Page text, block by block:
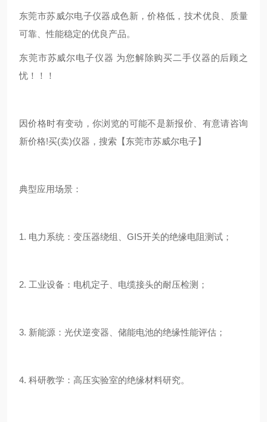
东莞市苏威尔电子仪器成色新，价格低，技术优良、质量
可靠、性能稳定的优良产品。
东莞市苏威尔电子仪器 为您解除购买二手仪器的后顾之
忧！！！
因价格时有变动，你浏览的可能不是新报价、有意请咨询
新价格!买(卖)仪器，搜索【东莞市苏威尔电子】
典型应用场景：
1. 电力系统：变压器绕组、GIS开关的绝缘电阻测试；
2. 工业设备：电机定子、电缆接头的耐压检测；
3. 新能源：光伏逆变器、储能电池的绝缘性能评估；
4. 科研教学：高压实验室的绝缘材料研究。